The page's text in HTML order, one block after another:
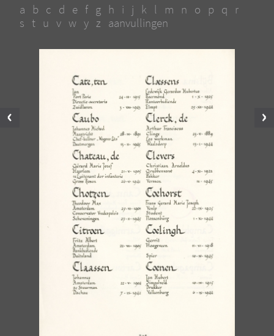
a b c d e f g h i j k l m n o p q r
s t u v w y z aanvullingen